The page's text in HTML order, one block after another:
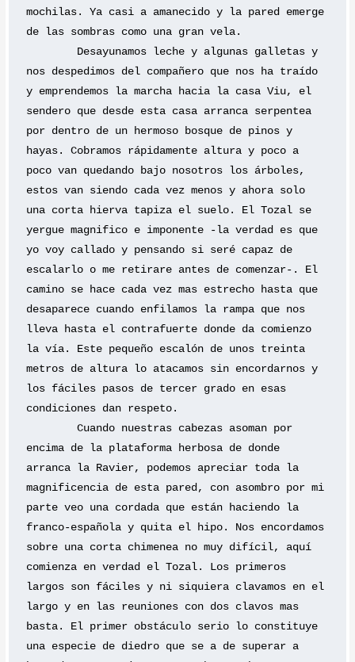
mochilas. Ya casi a amanecido y la pared emerge
de las sombras como una gran vela.
nos despedimos del compañero que nos ha traído
y emprendemos la marcha hacia la casa Viu, el
sendero que desde esta casa arranca serpentea
por dentro de un hermoso bosque de pinos y
hayas. Cobramos rápidamente altura y poco a
poco van quedando bajo nosotros los árboles,
estos van siendo cada vez menos y ahora solo
una corta hierva tapiza el suelo. El Tozal se
yergue magnifico e imponente -la verdad es que
yo voy callado y pensando si seré capaz de
escalarlo o me retirare antes de comenzar-. El
camino se hace cada vez mas estrecho hasta que
desaparece cuando enfilamos la rampa que nos
lleva hasta el contrafuerte donde da comienzo
la vía. Este pequeño escalón de unos treinta
metros de altura lo atacamos sin encordarnos y
los fáciles pasos de tercer grado en esas
condiciones dan respeto.
encima de la plataforma herbosa de donde
arranca la Ravier, podemos apreciar toda la
magnificencia de esta pared, con asombro por mi
parte veo una cordada que están haciendo la
franco-española y quita el hipo. Nos encordamos
sobre una corta chimenea no muy difícil, aquí
comienza en verdad el Tozal. Los primeros
largos son fáciles y ni siquiera clavamos en el
largo y en las reuniones con dos clavos mas
basta. El primer obstáculo serio lo constituye
una especie de diedro que se a de superar a